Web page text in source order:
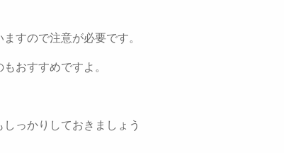
すので注意が必要です。
おすすめですよ。
っかりしておきましょう